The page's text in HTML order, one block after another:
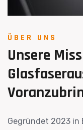
ÜBER UNS
Unsere
Gegründet 2023 in